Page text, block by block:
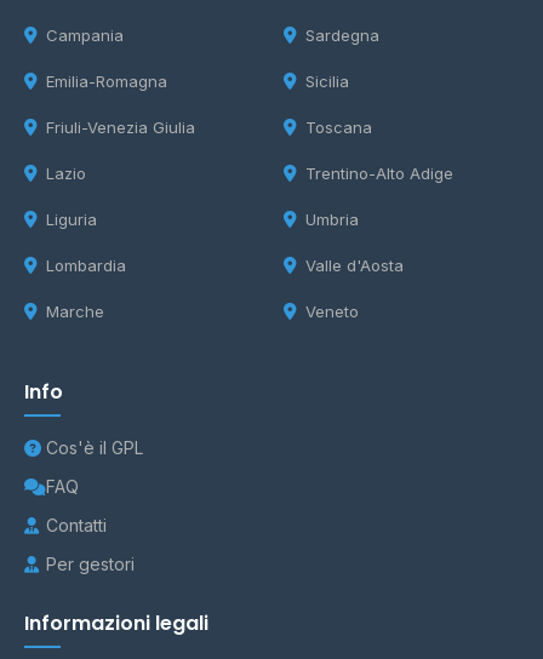
Campania
Emilia-Romagna
Friuli-Venezia Giulia
Lazio
Liguria
Lombardia
Marche
Sardegna
Sicilia
Toscana
Trentino-Alto Adige
Umbria
Valle d'Aosta
Veneto
Info
Cos'è il GPL
FAQ
Contatti
Per gestori
Informazioni legali